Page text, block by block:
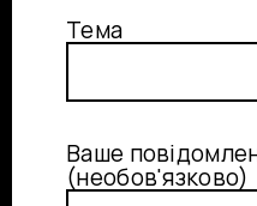
Тема
Ваше
(необов'язково)